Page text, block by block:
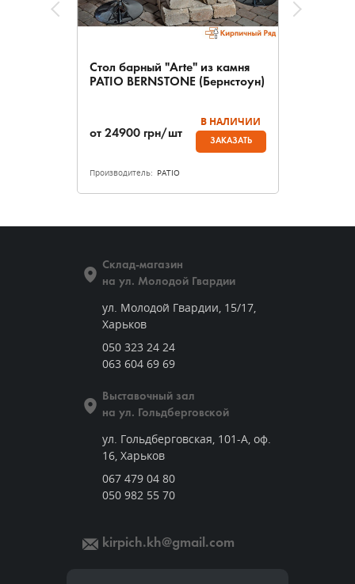
Стол барный "Arte" из камня
PATIO BERNSTONE (Бернстоун)
от 24900 грн/шт
В НАЛИЧИИ
ЗАКАЗАТЬ
Производитель: PATIO
Склад-магазин
на ул. Молодой Гвардии
ул. Молодой Гвардии, 15/17,
Харьков
050 323 24 24
063 604 69 69
Выставочный зал
на ул. Гольдберговской
ул. Гольдберговская, 101-А, оф.
16, Харьков
067 479 04 80
050 982 55 70
kirpich.kh@gmail.com